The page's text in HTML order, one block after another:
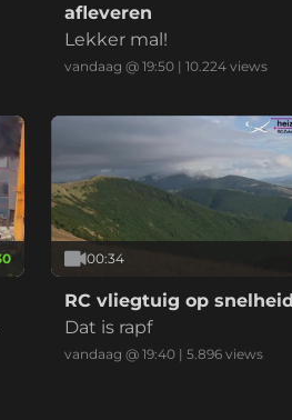
afleveren
Lekker mal!
vandaag @ 19:50| 10.224views
00:34
RC vliegtuig op snelheid
Dat is rapf
vandaag @ 19:40| 5.896views